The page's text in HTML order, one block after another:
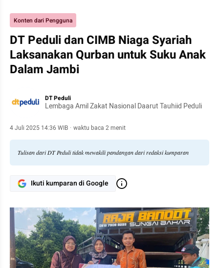
Konten dari Pengguna
DT Peduli dan CIMB Niaga Syariah
Laksanakan Qurban untuk Suku Anak
Dalam Jambi
DT Peduli
Lembaga Amil Zakat Nasional Daarut Tauhiid Peduli
4 Juli 2025 14:36 WIB · waktu baca 2 menit
Tulisan dari DT Peduli tidak mewakili pandangan dari redaksi kumparan
Ikuti kumparan di Google